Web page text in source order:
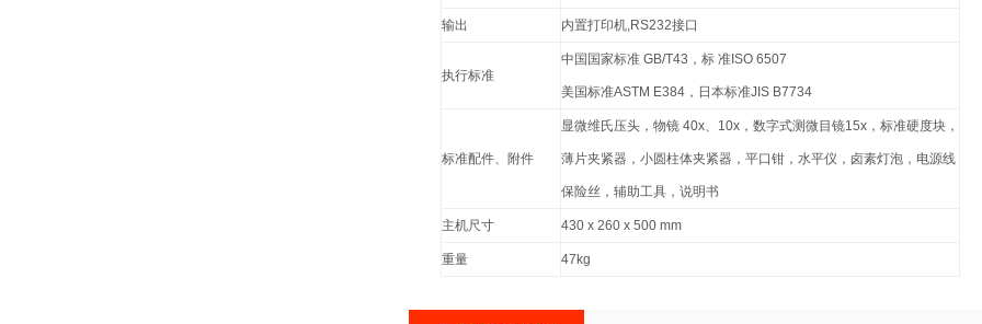
输出 内置打印机,RS232接口
执行标准
中国国家标准 GB/T43，标 准ISO 6507
美国标准ASTM E384，日本标准JIS B7734
标准配件、附件
显微维氏压头，物镜 40x、10x，数字式测微目镜15x，标准硬度块，
薄片夹紧器，小圆柱体夹紧器，平口钳，水平仪，卤素灯泡，电源线
保险丝，辅助工具，说明书
主机尺寸 430 x 260 x 500 mm
重量 47kg